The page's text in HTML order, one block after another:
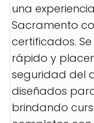
una
Sacramento
certificados.
rápido y
seguridad del
diseñados
brindando